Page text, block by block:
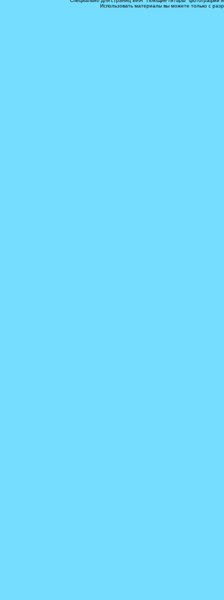
Использовать материалы вы можете только с